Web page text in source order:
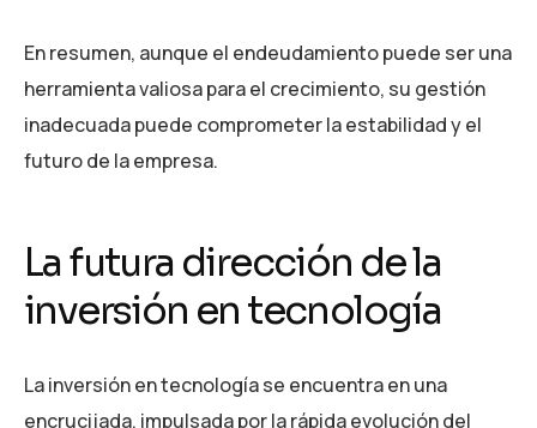
En resumen, aunque el endeudamiento puede ser una
herramienta valiosa para el crecimiento, su gestión
inadecuada puede comprometer la estabilidad y el
futuro de la empresa.
La futura dirección de la
inversión en tecnología
La inversión en tecnología se encuentra en una
encrucijada, impulsada por la rápida evolución del